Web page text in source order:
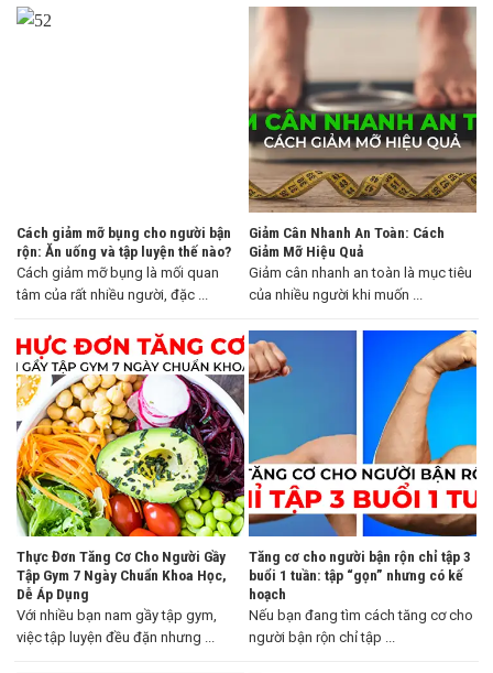
Cách giảm mỡ bụng cho người bận
rộn: Ăn uống và tập luyện thế nào?
Cách giảm mỡ bụng là mối quan
tâm của rất nhiều người, đặc ...
Giảm Cân Nhanh An Toàn: Cách
Giảm Mỡ Hiệu Quả
Giảm cân nhanh an toàn là mục tiêu
của nhiều người khi muốn ...
Thực Đơn Tăng Cơ Cho Người Gầy
Tập Gym 7 Ngày Chuẩn Khoa Học,
Dễ Áp Dụng
Với nhiều bạn nam gầy tập gym,
việc tập luyện đều đặn nhưng ...
Tăng cơ cho người bận rộn chỉ tập 3
buổi 1 tuần: tập “gọn” nhưng có kế
hoạch
Nếu bạn đang tìm cách tăng cơ cho
người bận rộn chỉ tập ...